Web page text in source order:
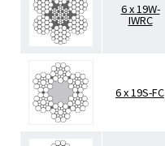
6 x 19W-
IWRC
6 x 19S-FC